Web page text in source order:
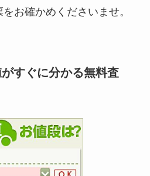
お確かめくださいませ。
すぐに分かる無料査